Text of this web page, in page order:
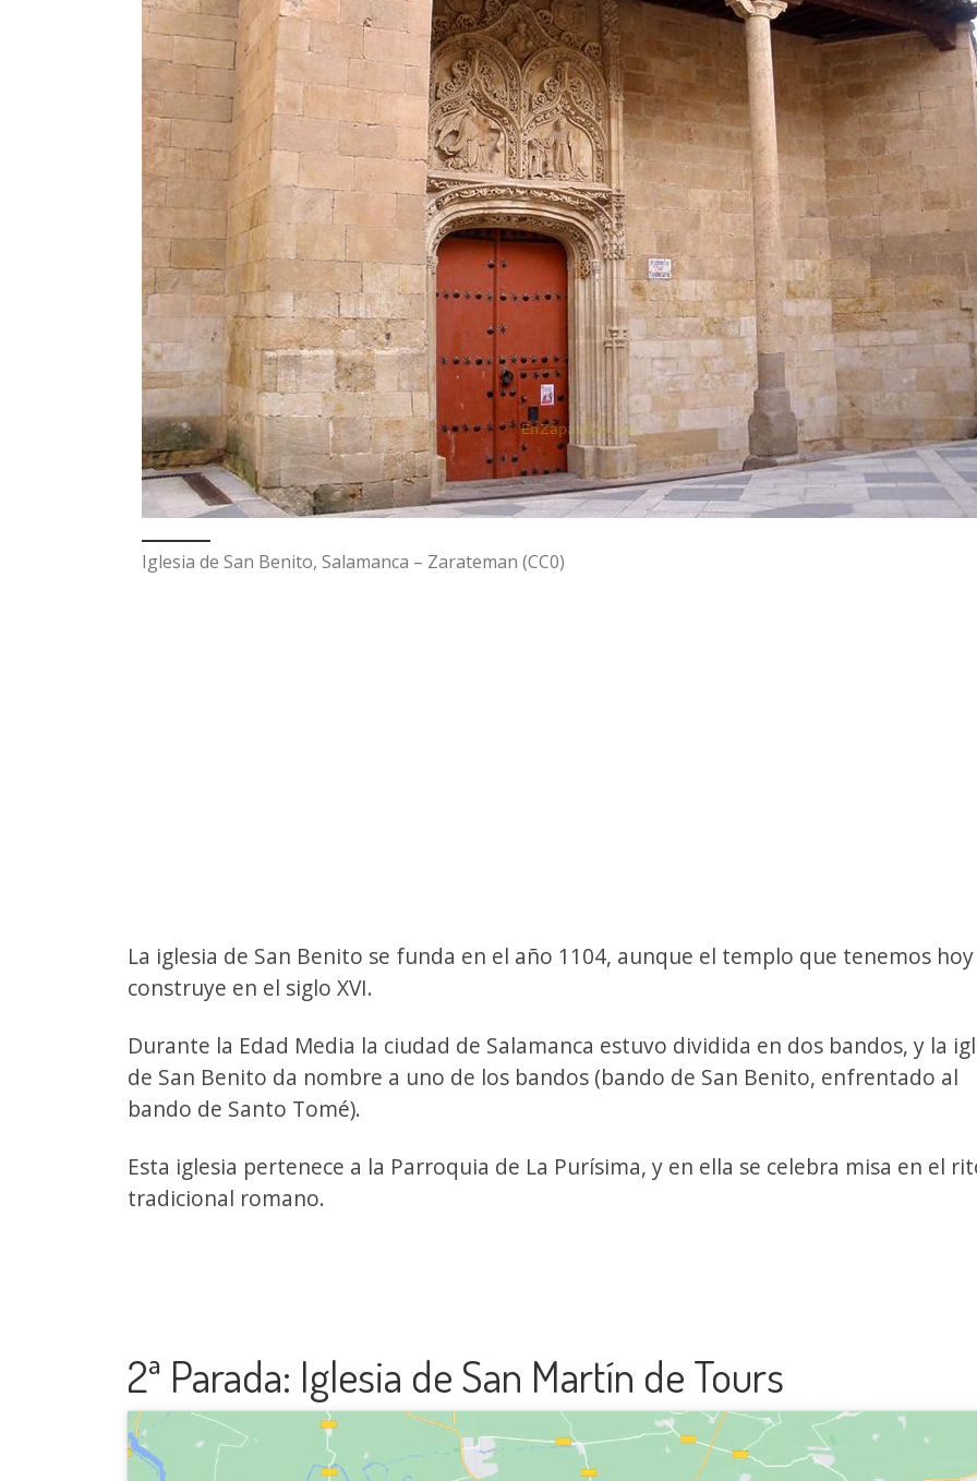
Iglesia de San Benito, Salamanca – Zarateman (CC0)
La iglesia de San Benito se funda en el año 1104, aunque el templo que tenemos hoy
construye en el siglo XVI.
Durante la Edad Media la ciudad de Salamanca estuvo dividida en dos bandos, y la
de San Benito da nombre a uno de los bandos (bando de San Benito, enfrentado al
bando de Santo Tomé).
Esta iglesia pertenece a la Parroquia de La Purísima, y en ella se celebra misa en el
tradicional romano.
2ª Parada: Iglesia de San Martín de Tours